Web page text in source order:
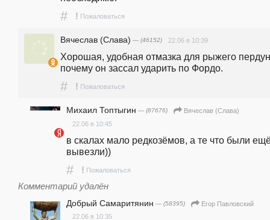
# ! Пожаловаться
Вячеслав (Слава) — (46152) 22.06 в 10:39
Хорошая, удобная отмазка для рыжего
почему он зассал ударить по Фордо.
# ! Пожаловаться
Михаил Топтыгин — (87676)
Вячеслав (Слава)
22.06 в 10:45
в скалах мало редкозёмов, а те что были
вывезли))
# ! Пожаловаться
Комментарий удалён
Добрый Самаритянин — (58395)
Егор Павловский
22.06 в 10:35